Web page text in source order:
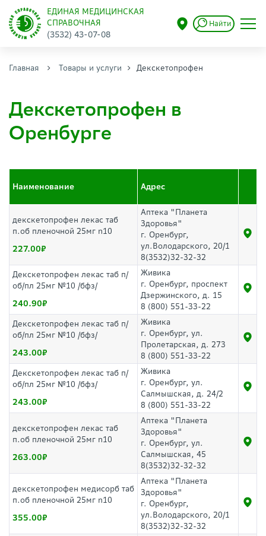
ЕДИНАЯ МЕДИЦИНСКАЯ
СПРАВОЧНАЯ
(3532) 43-07-08
Найти
Главная Товары и услуги Декскетопрофен
Декскетопрофен в
Оренбурге
Наименование Адрес
декскетопрофен лекас таб
п.об пленочной 25мг n10
227.00
Аптека "Планета
Здоровья"
г. Оренбург,
ул.Володарского, 20/1
8(3532)32-32-32
Декскетопрофен лекас таб п/
об/пл 25мг №10 /бфз/
240.90
Живика
г. Оренбург, проспект
Дзержинского, д. 15
8 (800) 551-33-22
Декскетопрофен лекас таб п/
об/пл 25мг №10 /бфз/
243.00
Живика
г. Оренбург, ул.
Пролетарская, д. 273
8 (800) 551-33-22
Декскетопрофен лекас таб п/
об/пл 25мг №10 /бфз/
243.00
Живика
г. Оренбург, ул.
Салмышская, д. 24/2
8 (800) 551-33-22
декскетопрофен лекас таб
п.об пленочной 25мг n10
263.00
Аптека "Планета
Здоровья"
г. Оренбург, ул.
Салмышская, 45
8(3532)32-32-32
декскетопрофен медисорб таб
п.об пленочной 25мг n10
355.00
Аптека "Планета
Здоровья"
г. Оренбург,
ул.Володарского, 20/1
8(3532)32-32-32